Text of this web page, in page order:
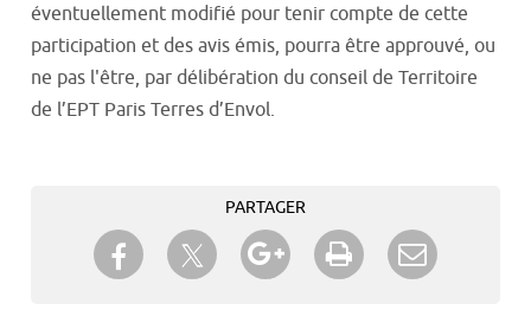
éventuellement modifié pour tenir compte de cette
participation et des avis émis, pourra être approuvé, ou
ne pas l'être, par délibération du conseil de Territoire
de l’EPT Paris Terres d’Envol.
PARTAGER
Partager sur Facebook
Partager sur TwitterPartager sur Google+
Imprimer